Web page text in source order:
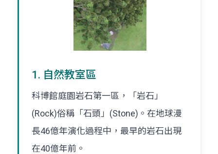
1. 自然教室區
科博館庭園岩石第一區，「岩石」
(Rock)俗稱「石頭」(Stone)。在地球漫
長46億年演化過程中，最早的岩石出現
在40億年前。